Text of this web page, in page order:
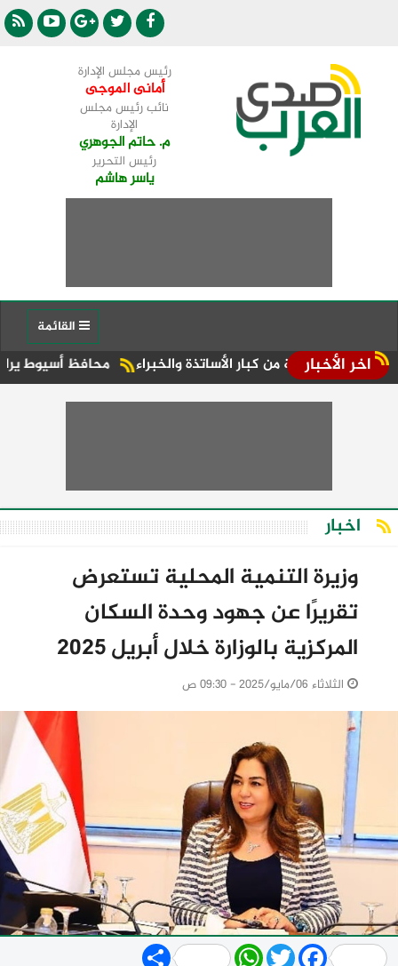
رئيس مجلس الإدارة
أمانى الموجى
نائب رئيس مجلس
الإدارة
م. حاتم الجوهري
رئيس التحرير
ياسر هاشم
اخر الأخبار محافظ أسيوط يرافقه النائب علي معوض يتابع ميدانيًا مبادرة من كبار الأساتذة والخبراء
اخبار
وزيرة التنمية المحلية تستعرض
تقريرًا عن جهود وحدة السكان
المركزية بالوزارة خلال أبريل 2025
الثلاثاء 06/مايو/2025 - 09:30 ص
Share WhatsApp
TwitterFacebook